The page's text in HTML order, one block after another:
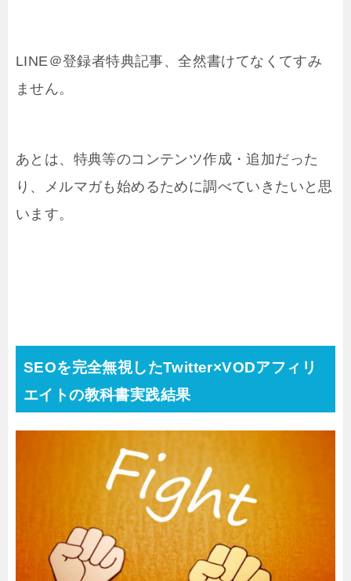
LINE＠登録者特典記事、全然書けてなくてすみ
ません。
あとは、特典等のコンテンツ作成・追加だった
り、メルマガも始めるために調べていきたいと思
います。
SEOを完全無視したTwitter×VODアフィリ
エイトの教科書実践結果